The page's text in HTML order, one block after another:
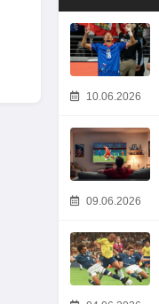
10.06.2026
09.06.2026